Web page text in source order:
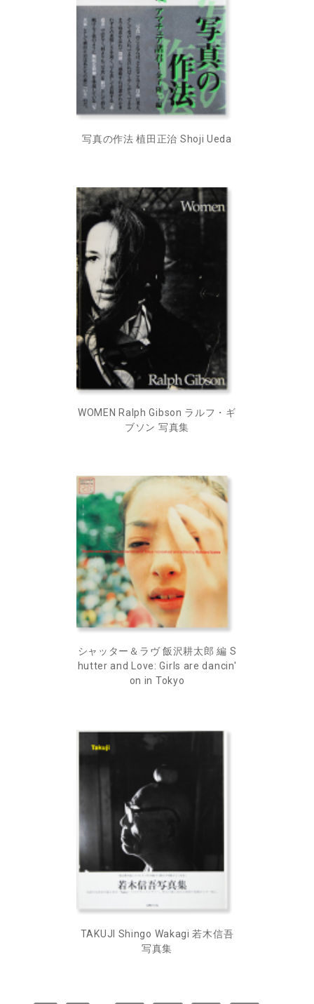
写真の作法 植田正治 Shoji Ueda
WOMEN Ralph Gibson ラルフ・ギ
ブソン 写真集
シャッター＆ラヴ 飯沢耕太郎 編 S
hutter and Love: Girls are dancin'
on in Tokyo
TAKUJI Shingo Wakagi 若木信吾
写真集